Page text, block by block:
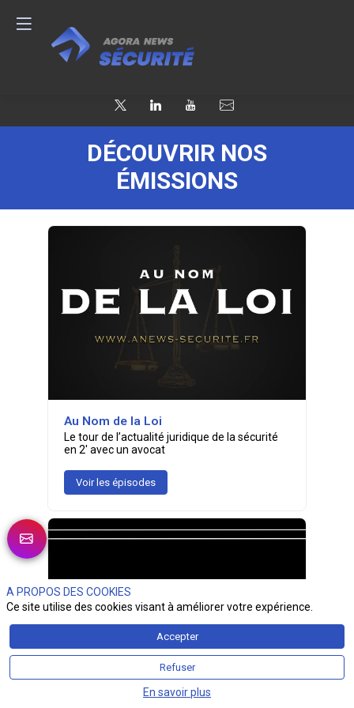
DÉCOUVRIR NOS
ÉMISSIONS
Au Nom de la Loi
Le tour de l’actualité juridique de la sécurité
en 2' avec un avocat
Voir les épisodes
A PROPOS DES COOKIES
Ce site utilise des cookies visant à améliorer votre expérience.
Accepter
Refuser
En savoir plus